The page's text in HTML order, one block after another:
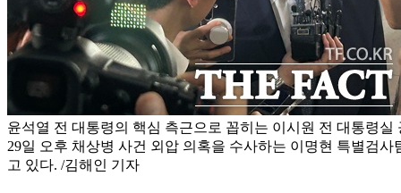
윤석열 전 대통령의 핵심 측근으로 꼽히는 이시원 전 대통령실
29일 오후 채상병 사건 외압 의혹을 수사하는 이명현 특별검
고 있다. /김해인 기자